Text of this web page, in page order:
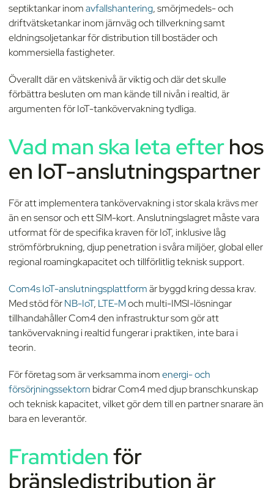
septiktankar inomavfallshantering, smörjmedels- och
driftvätsketankar inom järnväg och tillverkning samt
eldningsoljetankar för distribution till bostäder och
kommersiella fastigheter.
Överallt där en vätskenivå är viktig och där det skulle
förbättra besluten om man kände till nivån i realtid, är
argumenten för IoT-tankövervakning tydliga.
Vad man ska leta efterhos
en IoT-anslutningspartner
För att implementera tankövervakning i stor skala krävs mer
än en sensor och ett SIM-kort. Anslutningslagret måste vara
utformat för de specifika kraven för IoT, inklusive låg
strömförbrukning, djup penetration i svåra miljöer, global eller
regional roamingkapacitet och tillförlitlig teknisk support.
Com4s IoT-anslutningsplattformär byggd kring dessa krav.
Med stöd förNB-IoT, LTE-Moch multi-IMSI-lösningar
tillhandahåller Com4 den infrastruktur som gör att
tankövervakning i realtid fungerar i praktiken, inte bara i
teorin.
För företag som är verksamma inomenergi- och
försörjningssektorn bidrar Com4 med djup branschkunskap
och teknisk kapacitet, vilket gör dem till en partner snarare än
bara en leverantör.
Framtidenför
bränsledistribution är